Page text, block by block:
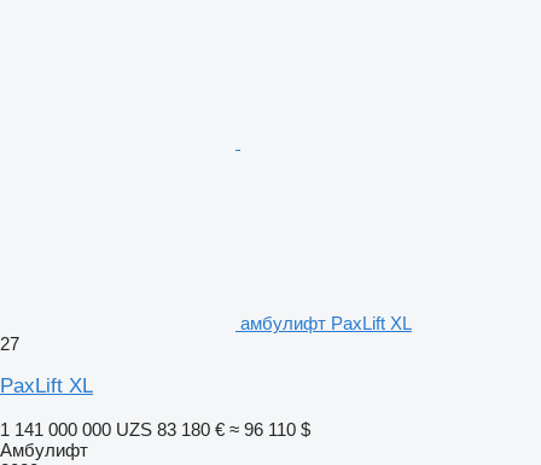
амбулифт PaxLift XL
27
PaxLift XL
1 141 000 000 UZS 83 180 € ≈ 96 110 $
Амбулифт